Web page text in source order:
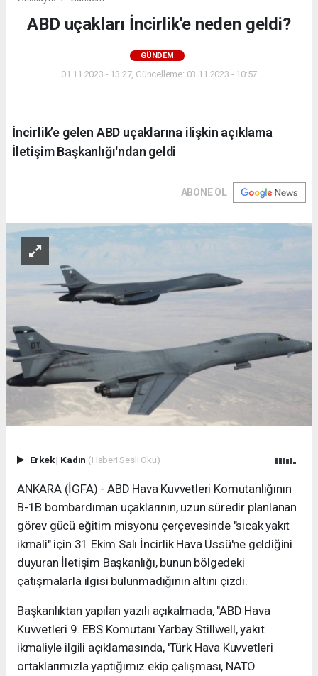
ABD uçakları İncirlik'e neden geldi?
GÜNDEM
01.11.2023 - 13:27, Güncelleme: 03.11.2023 - 10:57
İncirlik’e gelen ABD uçaklarına ilişkin açıklama
İletişim Başkanlığı'ndan geldi
ABONE OL
Erkek| Kadın (Haberi Sesli Oku)
ANKARA (İGFA) - ABD Hava Kuvvetleri Komutanlığının
B-1B bombardıman uçaklarının, uzun süredir planlanan
görev gücü eğitim misyonu çerçevesinde "sıcak yakıt
ikmali" için 31 Ekim Salı İncirlik Hava Üssü'ne geldiğini
duyuran İletişim Başkanlığı, bunun bölgedeki
çatışmalarla ilgisi bulunmadığının altını çizdi.
Başkanlıktan yapılan yazılı açıkalmada, "ABD Hava
Kuvvetleri 9. EBS Komutanı Yarbay Stillwell, yakıt
ikmaliyle ilgili açıklamasında, 'Türk Hava Kuvvetleri
ortaklarımızla yaptığımız ekip çalışması, NATO